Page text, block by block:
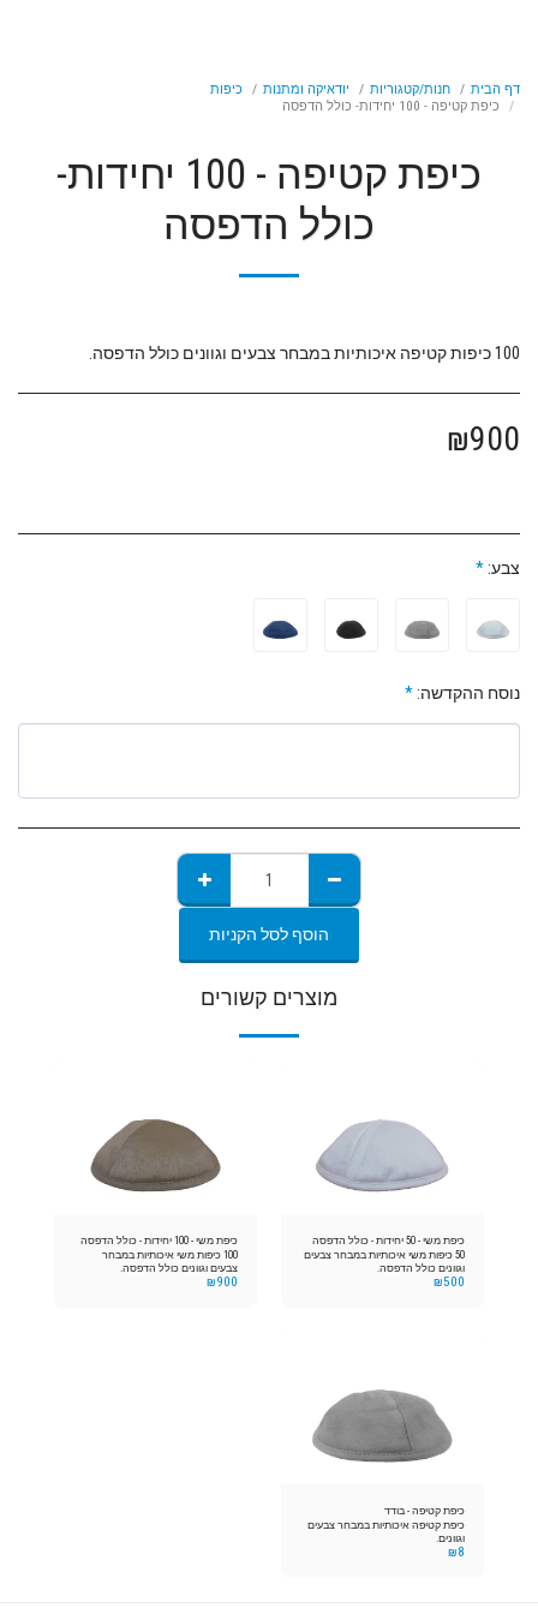
דף הבית חנות/קטגוריות יודאיקה ומתנות
כיפות
כיפת קטיפה - 100 יחידות- כולל הדפסה
כיפת קטיפה - 100 יחידות-
כולל הדפסה
100 כיפות קטיפה איכותיות במבחר צבעים וגוונים כולל הדפסה.
₪900
צבע: *
נוסח ההקדשה: *
הוסף לסל הקניות
מוצרים קשורים
כיפת משי - 50 יחידות - כולל הדפסה
50 כיפות משי איכותיות במבחר צבעים
וגוונים כולל הדפסה.
₪500
כיפת משי - 100 יחידות - כולל הדפסה
100 כיפות משי איכותיות במבחר
צבעים וגוונים כולל הדפסה.
₪900
כיפת קטיפה - בודד
כיפת קטיפה איכותיות במבחר צבעים
וגוונים.
₪8